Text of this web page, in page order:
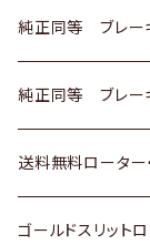
三菱
スバル
日野
三菱ふそう
マツダ
三菱
日野
三菱ふそう
三菱
日野
三菱ふそう
その他
ダイハツ
マツダ
三菱
スバル
日産
いすゞ
ダイハツ
マツダ
いすゞ
ダイハツ
マツダ
三菱
ホンダ
スズキ
日産
ダイハツ
トヨタ
ホンダ
スズキ
日産
純正同等 ブレーキ
トヨタ
ホンダ
スズキ
純正同等 ブレー
トヨタ
ホンダ
送料無料ローター
トヨタ
ゴールドスリット